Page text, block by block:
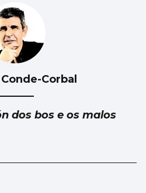
Corbal
dos bos e os malos